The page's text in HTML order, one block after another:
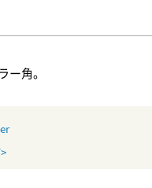
ー角。